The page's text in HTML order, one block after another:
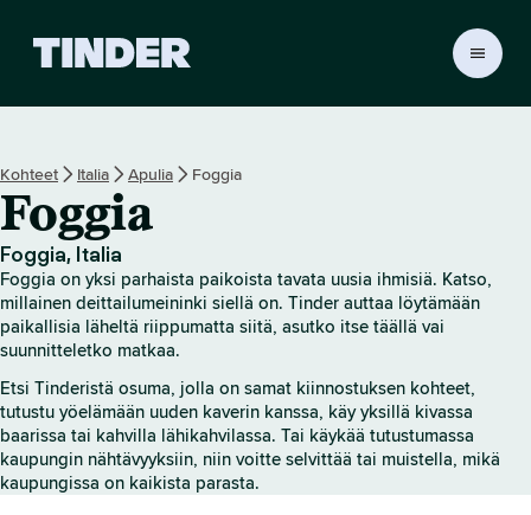
r
o
i
s
s
i
v
u
Kohteet Italia Apulia Foggia
Foggia
Foggia, Italia
Foggia on yksi parhaista paikoista tavata uusia ihmisiä. Katso,
millainen deittailumeininki siellä on. Tinder auttaa löytämään
paikallisia läheltä riippumatta siitä, asutko itse täällä vai
suunnitteletko matkaa.
Etsi Tinderistä osuma, jolla on samat kiinnostuksen kohteet,
tutustu yöelämään uuden kaverin kanssa, käy yksillä kivassa
baarissa tai kahvilla lähikahvilassa. Tai käykää tutustumassa
kaupungin nähtävyyksiin, niin voitte selvittää tai muistella, mikä
kaupungissa on kaikista parasta.